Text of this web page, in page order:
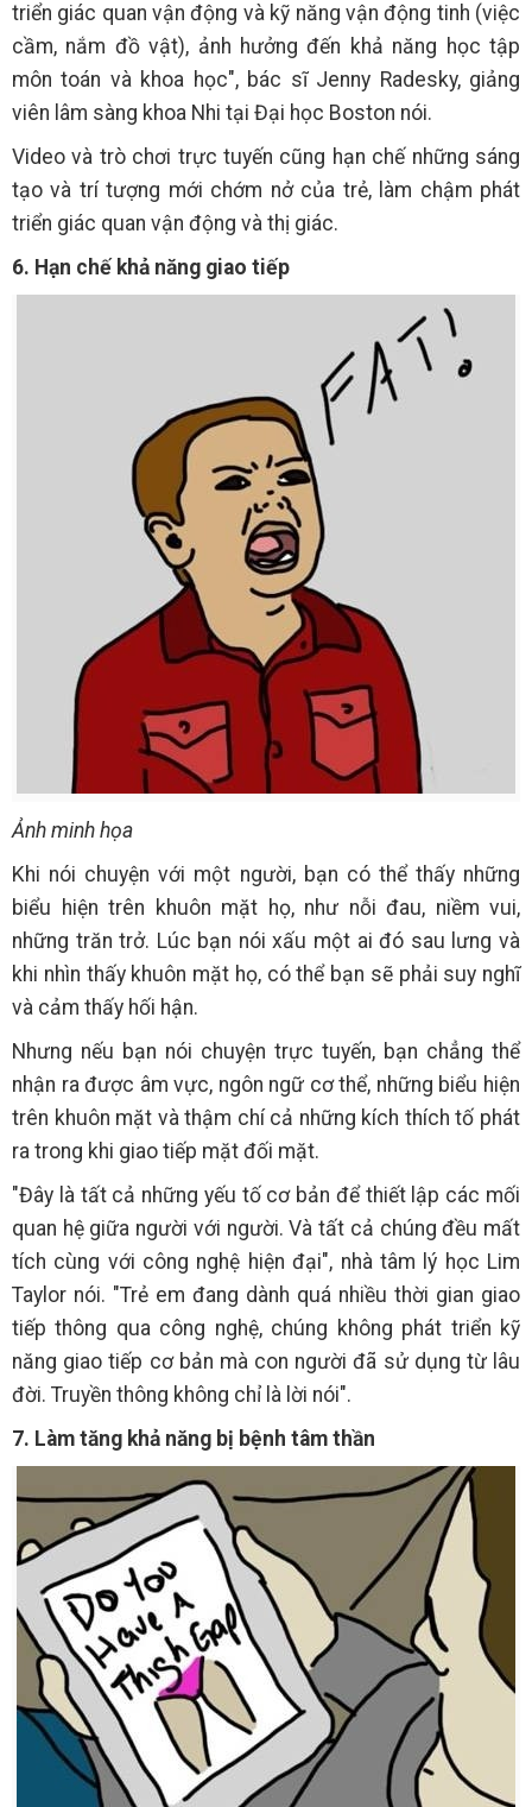
triển giác quan vận động và kỹ năng vận động tinh (việc
cầm, nắm đồ vật), ảnh hưởng đến khả năng học tập
môn toán và khoa học", bác sĩ Jenny Radesky, giảng
viên lâm sàng khoa Nhi tại Đại học Boston nói.
Video và trò chơi trực tuyến cũng hạn chế những sáng
tạo và trí tượng mới chớm nở của trẻ, làm chậm phát
triển giác quan vận động và thị giác.
6. Hạn chế khả năng giao tiếp
Ảnh minh họa
Khi nói chuyện với một người, bạn có thể thấy những
biểu hiện trên khuôn mặt họ, như nỗi đau, niềm vui,
những trăn trở. Lúc bạn nói xấu một ai đó sau lưng và
khi nhìn thấy khuôn mặt họ, có thể bạn sẽ phải suy nghĩ
và cảm thấy hối hận.
Nhưng nếu bạn nói chuyện trực tuyến, bạn chẳng thể
nhận ra được âm vực, ngôn ngữ cơ thể, những biểu hiện
trên khuôn mặt và thậm chí cả những kích thích tố phát
ra trong khi giao tiếp mặt đối mặt.
"Đây là tất cả những yếu tố cơ bản để thiết lập các mối
quan hệ giữa người với người. Và tất cả chúng đều mất
tích cùng với công nghệ hiện đại", nhà tâm lý học Lim
Taylor nói. "Trẻ em đang dành quá nhiều thời gian giao
tiếp thông qua công nghệ, chúng không phát triển kỹ
năng giao tiếp cơ bản mà con người đã sử dụng từ lâu
đời. Truyền thông không chỉ là lời nói".
7. Làm tăng khả năng bị bệnh tâm thần